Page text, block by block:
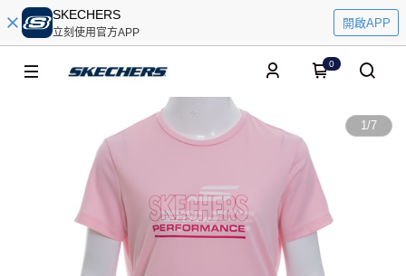
SKECHERS
立刻使用官方APP
開啟APP
0
1/7